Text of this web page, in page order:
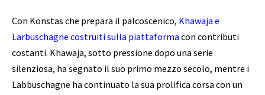
Con Konstas che prepara il palcoscenico, Khawaja e
Larbuschagne costruiti sulla piattaforma con contributi
costanti. Khawaja, sotto pressione dopo una serie
silenziosa, ha segnato il suo primo mezzo secolo, mentre i
Labbuschagne ha continuato la sua prolifica corsa con un